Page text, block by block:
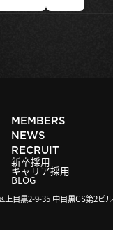
上目黒2-9-35 中目黒GS第2ビ
MEMBERS
NEWS
RECRUIT
新卒採用
キャリア採用
BLOG